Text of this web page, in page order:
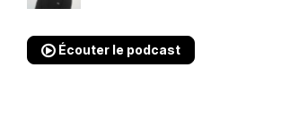
Écouter le podcast